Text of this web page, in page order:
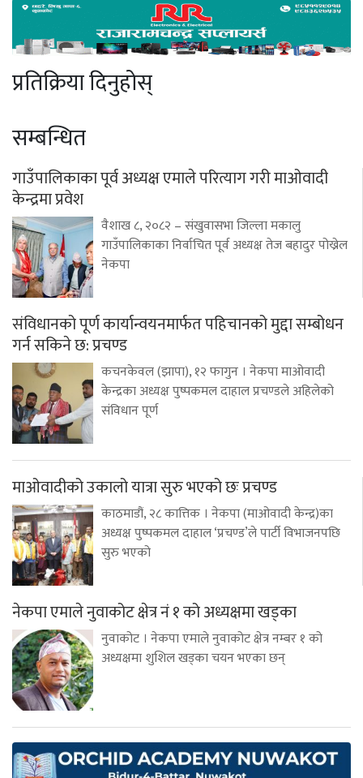
प्रतिक्रिया दिनुहोस्
सम्बन्धित
गाउँपालिकाका पूर्व अध्यक्ष एमाले परित्याग गरी माओवादी
केन्द्रमा प्रवेश
वैशाख ८, २०८२ – संखुवासभा जिल्ला मकालु
गाउँपालिकाका निर्वाचित पूर्व अध्यक्ष तेज बहादुर पोख्रेल
नेकपा
संविधानको पूर्ण कार्यान्वयनमार्फत पहिचानको मुद्दा सम्बोधन
गर्न सकिने छ: प्रचण्ड
कचनकेवल (झापा), १२ फागुन । नेकपा माओवादी
केन्द्रका अध्यक्ष पुष्पकमल दाहाल प्रचण्डले अहिलेको
संविधान पूर्ण
माओवादीको उकालो यात्रा सुरु भएको छः प्रचण्ड
काठमाडौं, २८ कात्तिक । नेकपा (माओवादी केन्द्र)का
अध्यक्ष पुष्पकमल दाहाल ‘प्रचण्ड’ले पार्टी विभाजनपछि
सुरु भएको
नेकपा एमाले नुवाकोट क्षेत्र नं १ को अध्यक्षमा खड्का
नुवाकोट । नेकपा एमाले नुवाकोट क्षेत्र नम्बर १ को
अध्यक्षमा शुशिल खड्का चयन भएका छन्